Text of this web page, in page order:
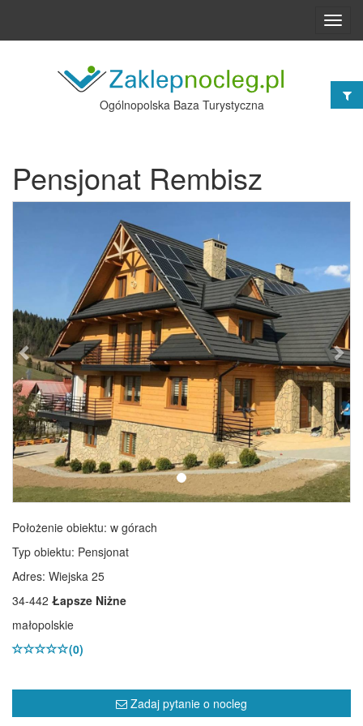
Ogólnopolska Baza Turystyczna
Pensjonat Rembisz
Położenie obiektu: w górach
Typ obiektu: Pensjonat
Adres: Wiejska 25
34-442 Łapsze Niżne
małopolskie
(0)
Zadaj pytanie o nocleg